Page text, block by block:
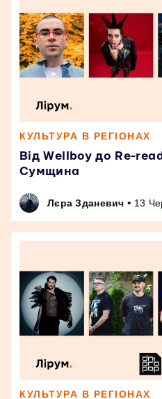
КУЛЬТУРА В РЕГІОНАХ
Від Wellboy до Re-
Сумщина
Лєра Зданевич • 13
КУЛЬТУРА В РЕГІОНАХ